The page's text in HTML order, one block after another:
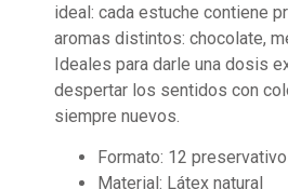
ideal: cada estuche contiene
aromas distintos: chocolate,
Ideales para darle una dosis
despertar los sentidos con
siempre nuevos.
Formato: 12
Material: Látex natural